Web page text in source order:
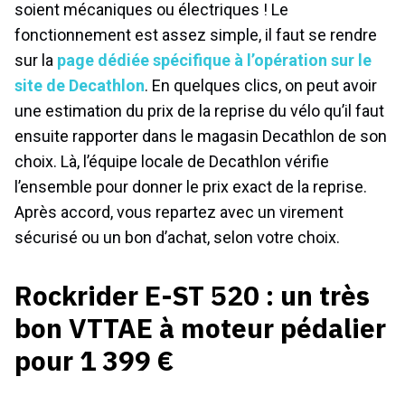
soient mécaniques ou électriques ! Le
fonctionnement est assez simple, il faut se rendre
sur la page dédiée spécifique à l’opération sur le
site de Decathlon. En quelques clics, on peut avoir
une estimation du prix de la reprise du vélo qu’il faut
ensuite rapporter dans le magasin Decathlon de son
choix. Là, l’équipe locale de Decathlon vérifie
l’ensemble pour donner le prix exact de la reprise.
Après accord, vous repartez avec un virement
sécurisé ou un bon d’achat, selon votre choix.
Rockrider E-ST 520 : un très
bon VTTAE à moteur pédalier
pour 1 399 €